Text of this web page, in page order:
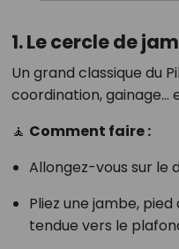
1. Le cercle de
Un grand classique du
coordination, gainage…
🧘 Comment faire :
Allongez-vous sur le
Pliez une jambe, pied
tendue vers le